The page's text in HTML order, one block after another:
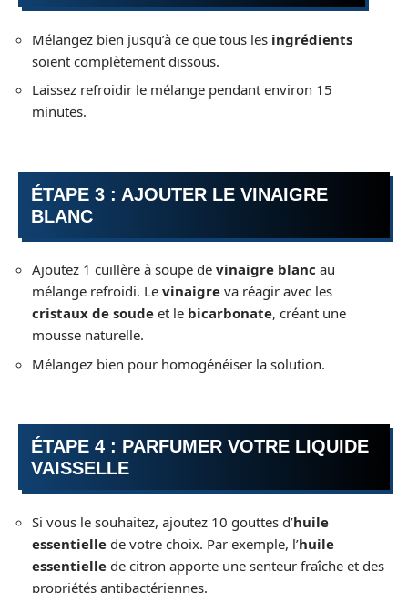
Mélangez bien jusqu’à ce que tous les ingrédients
soient complètement dissous.
Laissez refroidir le mélange pendant environ 15
minutes.
ÉTAPE 3 : AJOUTER LE VINAIGRE
BLANC
Ajoutez 1 cuillère à soupe de vinaigre blanc au
mélange refroidi. Le vinaigre va réagir avec les
cristaux de soude et le bicarbonate, créant une
mousse naturelle.
Mélangez bien pour homogénéiser la solution.
ÉTAPE 4 : PARFUMER VOTRE LIQUIDE
VAISSELLE
Si vous le souhaitez, ajoutez 10 gouttes d’huile
essentielle de votre choix. Par exemple, l’huile
essentielle de citron apporte une senteur fraîche et des
propriétés antibactériennes.